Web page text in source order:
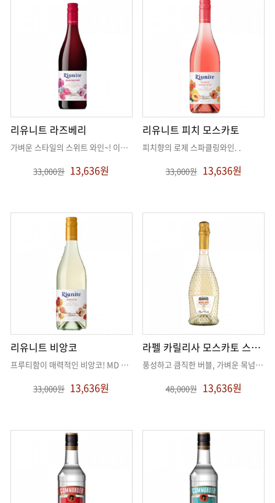
리유니트 라즈베리
가벼운 스타일의 스위트 와인~! 이전에 라벤더를 찾으신다면 요거에요! . .
33,000원 13,636원
리유니트 피치 모스카토
피치향의 로제 스파클링와인. .
33,000원 13,636원
리유니트 비앙코
프루티함이 매력적인 비앙코! MD 추천! . .
33,000원 13,636원
라펠 카릴리사 모스카토 스푸만테
풍성하고 큼직한 버블, 가벼운 목넘김,달콤
48,000원 13,636원